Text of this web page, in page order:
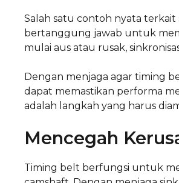
Salah satu contoh nyata terkait
bertanggung jawab untuk
mulai aus atau rusak,
Dengan menjaga agar timing
dapat memastikan performa
adalah langkah yang harus
Mencegah
Timing belt berfungsi untuk